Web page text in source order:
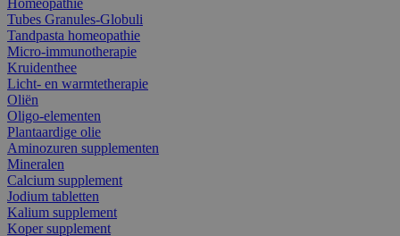
Tubes Granules-Globuli
Tandpasta homeopathie
Micro-immunotherapie
Kruidenthee
Licht- en warmtetherapie
Oliën
Oligo-elementen
Plantaardige olie
Aminozuren supplementen
Mineralen
Calcium supplement
Jodium tabletten
Kalium supplement
Koper supplement